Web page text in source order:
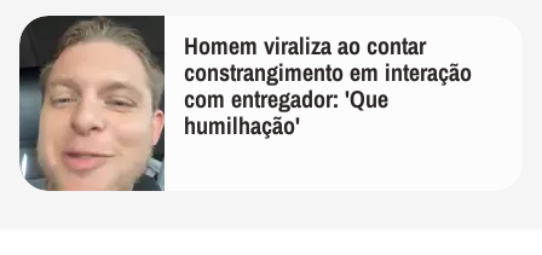
Homem viraliza ao contar
constrangimento em interação
com entregador: 'Que
humilhação'